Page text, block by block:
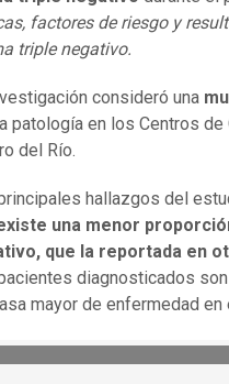
factores de riesgo y
triple negativo.
consideró una
patología en los Centros
del Río.
hallazgos del
una menor
que la reportada en
diagnosticados
mayor de enfermedad en